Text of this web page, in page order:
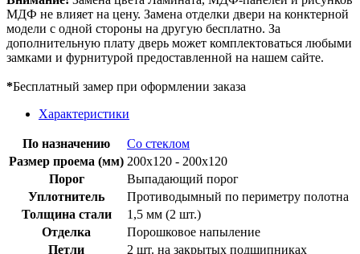
МДФ не влияет на цену. Замена отделки двери на конктерной
модели с одной стороны на другую бесплатно. За
дополнительную плату дверь может комплектоваться любыми
замками и фурнитурой предоставленной на нашем сайте.
*Бесплатный замер при оформлении заказа
Характеристики
По назначению
Со стеклом
Размер проема (мм) 200х120 - 200х120
Порог
Выпадающий порог
Уплотнитель
Противодымный по периметру полотна
Толщина стали
1,5 мм (2 шт.)
Отделка
Порошковое напыление
Петли
2 шт. на закрытых подшипниках